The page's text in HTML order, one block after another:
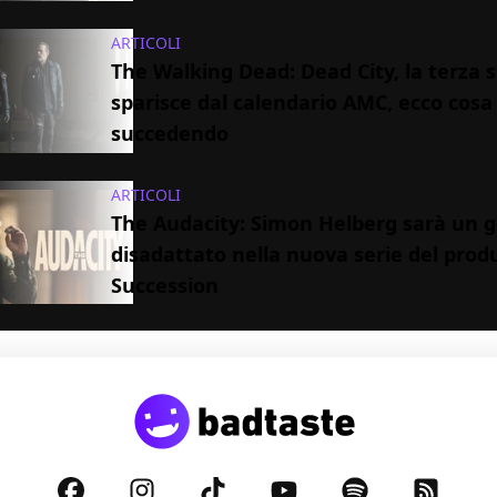
ARTICOLI
The Walking Dead: Dead City, la terza
sparisce dal calendario AMC, ecco cosa
succedendo
ARTICOLI
The Audacity: Simon Helberg sarà un
disadattato nella nuova serie del
Succession